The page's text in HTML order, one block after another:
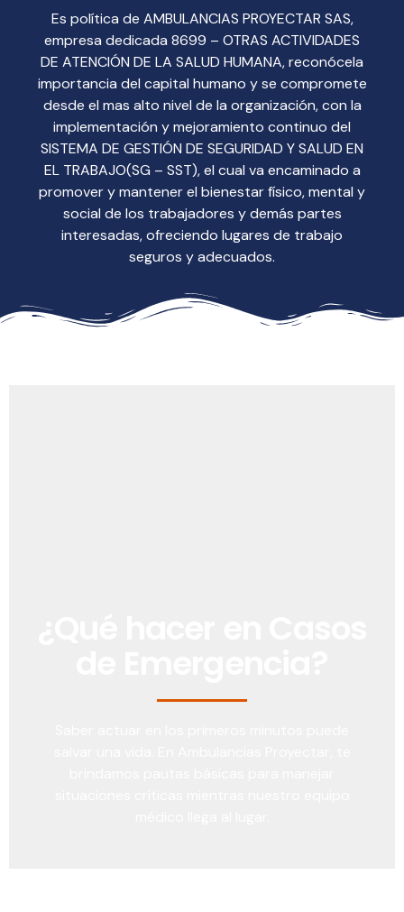
Es política de AMBULANCIAS PROYECTAR SAS,
empresa dedicada 8699 – OTRAS ACTIVIDADES
DE ATENCIÓN DE LA SALUD HUMANA, reconócela
importancia del capital humano y se compromete
desde el mas alto nivel de la organización, con la
implementación y mejoramiento continuo del
SISTEMA DE GESTIÓN DE SEGURIDAD Y SALUD EN
EL TRABAJO(SG – SST), el cual va encaminado a
promover y mantener el bienestar físico, mental y
social de los trabajadores y demás partes
interesadas, ofreciendo lugares de trabajo
seguros y adecuados.